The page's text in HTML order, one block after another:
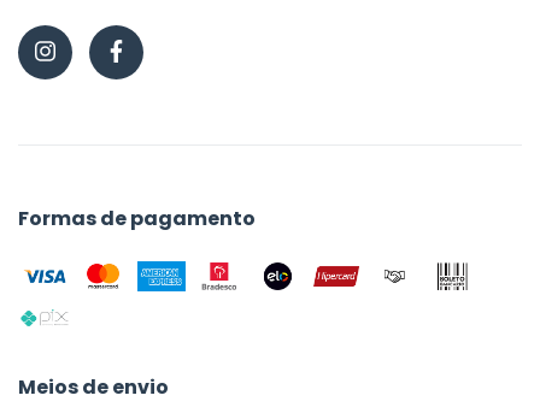
Formas de pagamento
Meios de envio